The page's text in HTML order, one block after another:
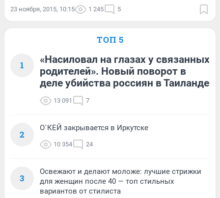
23 ноября, 2015, 10:15 1 245 5
ТОП 5
1
«Насиловал на глазах у связанных
родителей». Новый поворот в
деле убийства россиян в Таиланде
13 091 7
2
О`КЕЙ закрывается в Иркутске
10 354 24
3
Освежают и делают моложе: лучшие стрижки
для женщин после 40 — топ стильных
вариантов от стилиста